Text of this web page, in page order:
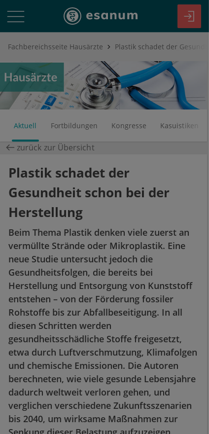
Fachbereichsseite Hausärzte
Aktuell Fortbildungen Kongresse Kasuistiken
zurück zur Übersicht
Plastik schadet der
Gesundheit schon bei der
Herstellung
Beim Thema Plastik denken viele zuerst an
vermüllte Strände oder Mikroplastik. Eine
neue Studie untersucht jedoch die
Gesundheitsfolgen, die bereits bei
Herstellung und Entsorgung von Kunststoff
entstehen – von der Förderung fossiler
Rohstoffe bis zur Abfallbeseitigung. In all
diesen Schritten werden
gesundheitsschädliche Stoffe freigesetzt,
etwa durch Luftverschmutzung, Klimafolgen
und chemische Emissionen. Die Autoren
berechneten, wie viele gesunde Lebensjahre
dadurch weltweit verloren gehen, und
verglichen verschiedene Zukunftsszenarien
bis 2040, um wirksame Maßnahmen zur